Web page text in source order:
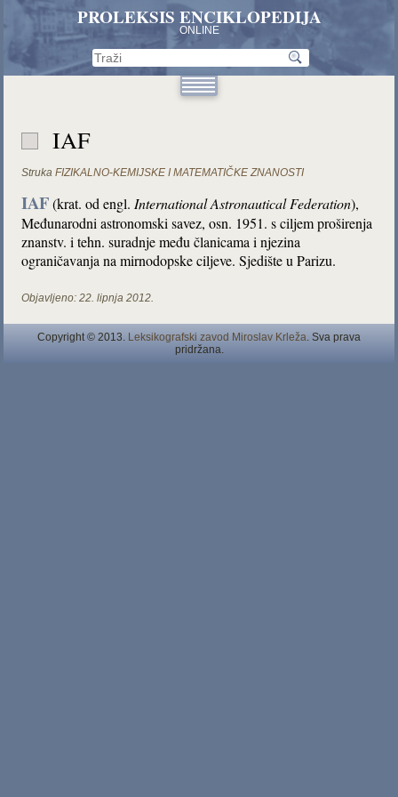
PROLEKSIS ENCIKLOPEDIJA
ONLINE
IAF
Struka FIZIKALNO-KEMIJSKE I MATEMATIČKE ZNANOSTI
IAF(krat. od engl. International Astronautical Federation),
Međunarodni astronomski savez, osn. 1951. s ciljem proširenja
znanstv. i tehn. suradnje među članicama i njezina
ograničavanja na mirnodopske ciljeve. Sjedište u Parizu.
Objavljeno: 22. lipnja 2012.
Copyright © 2013. Leksikografski zavod Miroslav Krleža. Sva prava
pridržana.